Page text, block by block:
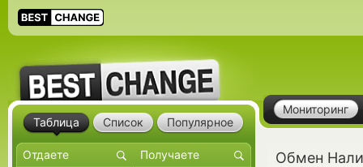
Мониторинг
Обмен
Таблица Список Популярное